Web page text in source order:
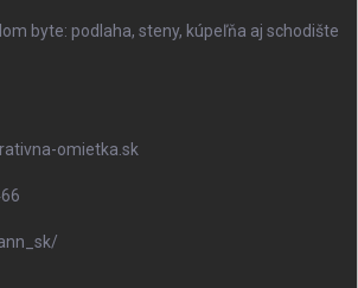
byte: podlaha, steny, kúpeľňa aj schodište
omietka.sk